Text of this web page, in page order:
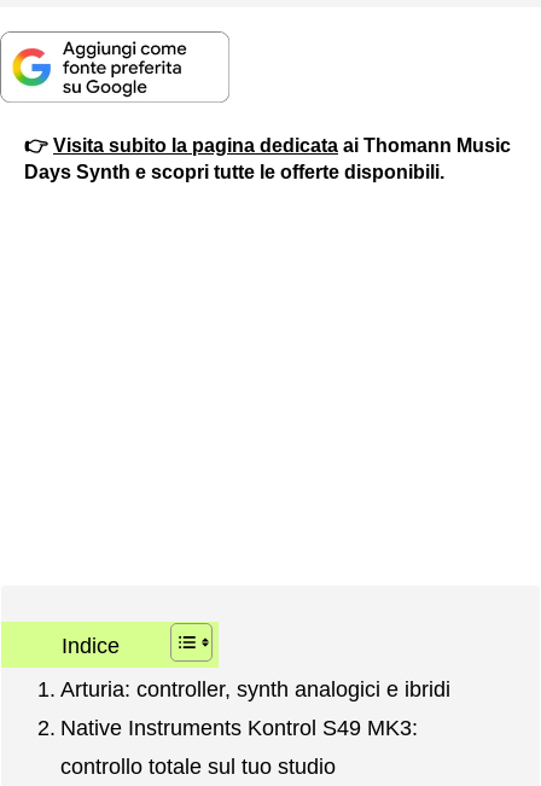
👉 Visita subito la pagina dedicata ai Thomann Music
Days Synth e scopri tutte le offerte disponibili.
Indice
Arturia: controller, synth analogici e ibridi
Native Instruments Kontrol S49 MK3:
controllo totale sul tuo studio